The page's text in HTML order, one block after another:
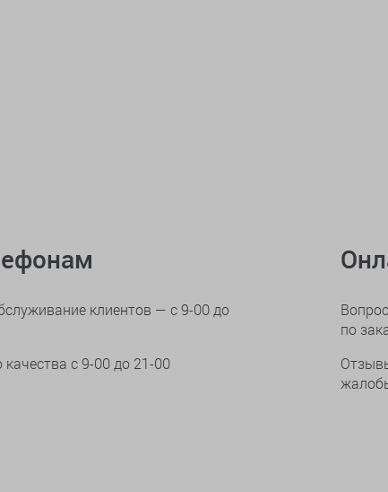
клиентов — с 9-00 до
с 9-00 до 21-00
по